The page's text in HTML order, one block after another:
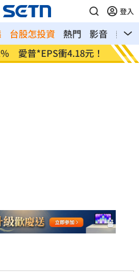
登入
台股怎投資 熱門 影音
熱搜
爐！菸頭引燃施工雜物
定投
位！